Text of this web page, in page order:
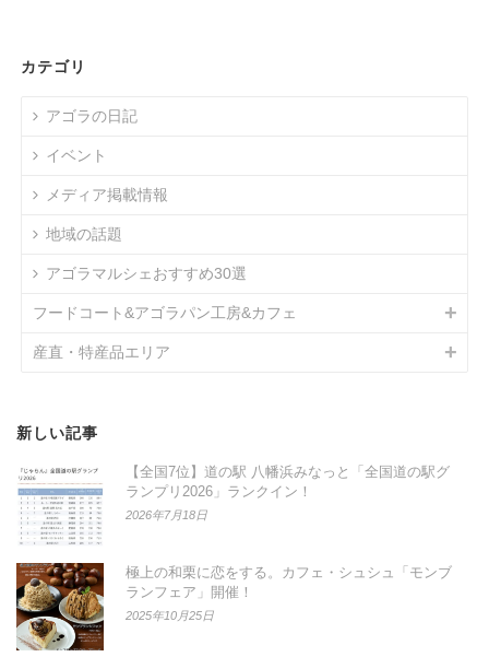
カテゴリ
アゴラの日記
イベント
メディア掲載情報
地域の話題
アゴラマルシェおすすめ30選
フードコート&アゴラパン工房&カフェ
産直・特産品エリア
新しい記事
【全国7位】道の駅 八幡浜みなっと「全国道の駅グ
ランプリ2026」ランクイン！
2026年7月18日
極上の和栗に恋をする。カフェ・シュシュ「モンブ
ランフェア」開催！
2025年10月25日